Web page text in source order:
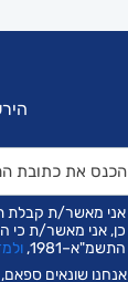
אני מאשר/ת קבלת
כן, אני מאשר/ת כי
התשמ"א–1981,
אנחנו שונאים ספאם,